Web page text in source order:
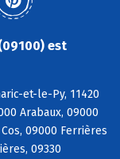
est
et-le-Py, 11420
Arabaux, 09000
09000 Ferrières
09330